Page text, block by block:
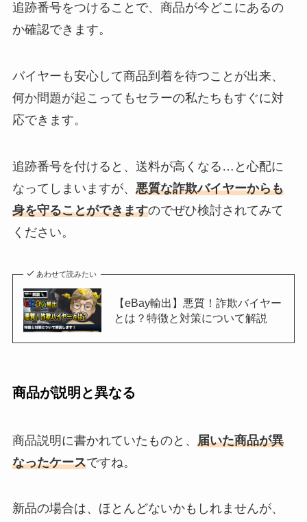
追跡番号をつけることで、商品が今どこにあるの
か確認できます。
バイヤーも安心して商品到着を待つことが出来、
何か問題が起こってもセラーの私たちもすぐに対
応できます。
追跡番号を付けると、送料が高くなる…と心配に
なってしまいますが、 悪質な詐欺バイヤーからも
身を守ることができますのでぜひ検討されてみて
ください。
あわせて読みたい
【eBay輸出】悪質！詐欺バイヤー
とは？特徴と対策について解説
商品が説明と異なる
商品説明に書かれていたものと、 届いた商品が異
なったケースですね。
新品の場合は、ほとんどないかもしれませんが、